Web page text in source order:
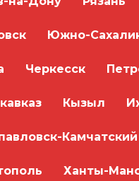
месяц! Бесплатная
всех автошкол в
отправлен.
Южно-
Черкесск
Кызыл
Камчатский
Ханты-